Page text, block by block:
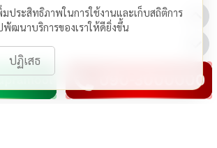
มประสิทธิภาพในการใช้งานและเก็บสถิติการ
พัฒนาบริการของเราให้ดียิ่งขึ้น
ปฏิเสธ